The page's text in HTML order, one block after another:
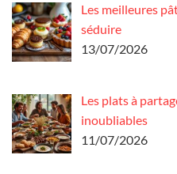
Les meilleures
séduire
13/07/2026
Les plats à
inoubliables
11/07/2026